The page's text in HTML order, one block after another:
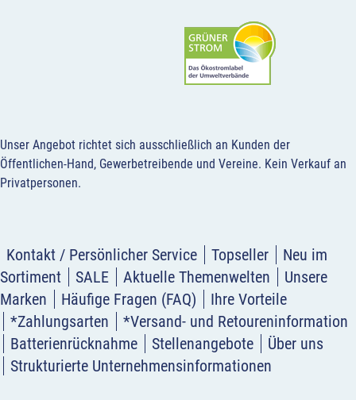
Unser Angebot richtet sich ausschließlich an Kunden der
Öffentlichen-Hand, Gewerbetreibende und Vereine. Kein Verkauf an
Privatpersonen.
Kontakt / Persönlicher Service Topseller
Neu im
Sortiment
SALE Aktuelle Themenwelten
Unsere
Marken
Häufige Fragen (FAQ)
Ihre Vorteile
*Zahlungsarten
*Versand- und Retoureninformation
Batterienrücknahme
Stellenangebote
Über uns
Strukturierte Unternehmensinformationen